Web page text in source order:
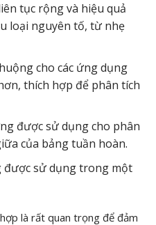
tục rộng và hiệu quả
loại nguyên tố, từ nhẹ
cho các ứng dụng
thích hợp để phân tích
được sử dụng cho phân
của bảng tuần hoàn.
được sử dụng trong một
là rất quan trọng để đảm